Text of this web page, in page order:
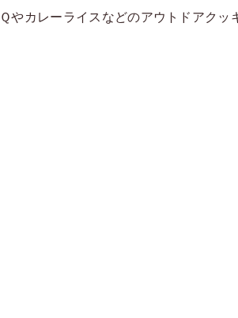
やカレーライスなどのアウトドアクッ